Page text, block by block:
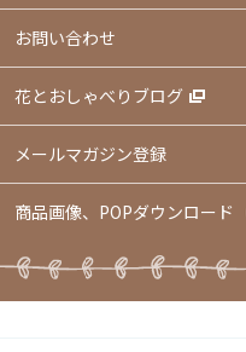
お問い合わせ
花とおしゃべりブログ
メールマガジン登録
商品画像、POPダウンロード